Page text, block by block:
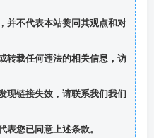
并不代表本站赞同其观点和对
转载任何违法的相关信息，访
现链接失效，请联系我们我们
您已同意上述条款。